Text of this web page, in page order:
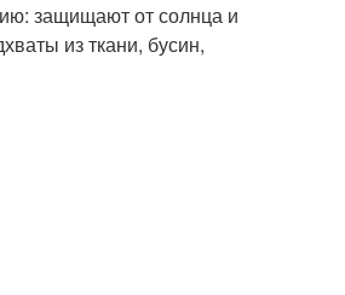
защищают от солнца и
из ткани, бусин,